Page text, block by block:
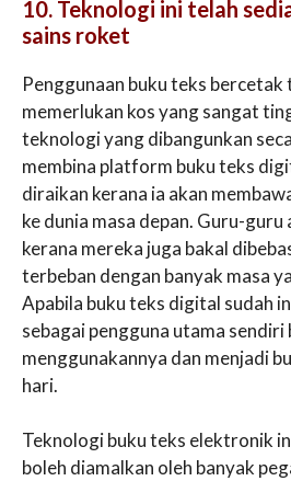
10. Teknologi ini telah
sains roket
Penggunaan buku teks
memerlukan kos yang sangat
teknologi yang dibangunkan
membina platform buku teks
diraikan kerana ia akan
ke dunia masa depan. Guru-guru
kerana mereka juga bakal
terbeban dengan banyak masa
Apabila buku teks digital sudah
sebagai pengguna utama
menggunakannya dan menjadi
hari.
Teknologi buku teks elektronik
boleh diamalkan oleh banyak